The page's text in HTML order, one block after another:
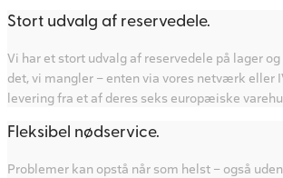
Stort udvalg af reservedele.
Vi har et stort udvalg af reservedele på lager
det, vi mangler – enten via vores netværk eller
levering fra et af deres seks europæiske
Fleksibel nødservice.
Problemer kan opstå når som helst – også